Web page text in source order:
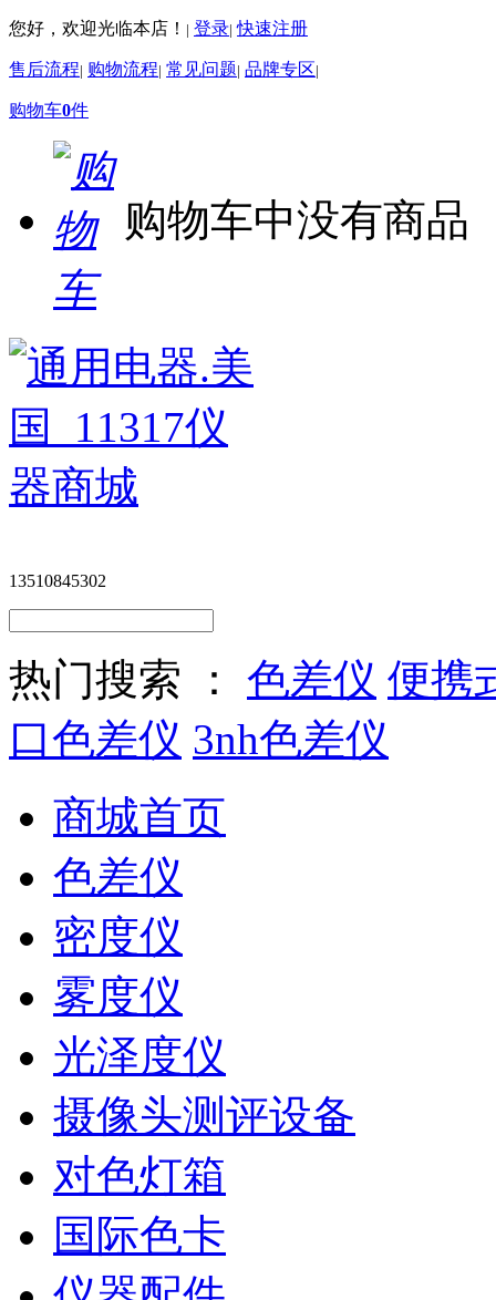
您好，欢迎光临本店！ | 登录| 快速注册
售后流程| 购物流程| 常见问题| 品牌专区|
购物车0件
购物车中没有商品
13510845302
热门搜索 ： 色差仪 便携
口色差仪 3nh色差仪
商城首页
色差仪
密度仪
雾度仪
光泽度仪
摄像头测评设备
对色灯箱
国际色卡